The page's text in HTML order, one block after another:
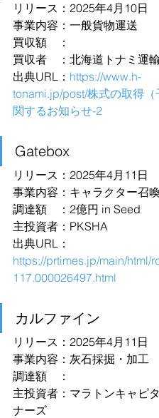
リリース：2025年4月10日
事業内容：一般貨物運送
買収額　：
買収者　：北海道トナミ運輸
出典URL： https://www.h-
tonami.jp/post/株式の取得（
関するお知らせ-2
Gatebox
リリース：2025年4月11日
事業内容：キャラクター召
調達額　：2億円 in Seed
主投資者：PKSHA
出典URL：
https://prtimes.jp/main/html/
117.000026497.html
カルファイン
リリース：2025年4月11日
事業内容：灰石採掘・加工
調達額　：
主投資者：マラトンキャピ
ナーズ